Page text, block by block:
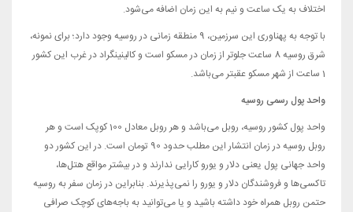
اختلاف به یک ساعت و نیم به این زمان اضافه می‌شود.
با توجه به پهناوری این سرزمین، 9 منطقه زمانی در روسیه وجود دارد؛ برای نمونه،
شرق روسیه 8 ساعت جلوتر از زمان در مسکو است و کالینینگراد در غرب این کشور
1 ساعت از شهر مسکو عقبتر می‌باشد.
واحد پول رسمی روسیه
واحد پول کشور روسیه، روبل می‌باشد و هر روبل معادل 100 کوپک است و هر
روبل روسیه در زمان انتشار این مطلب حدود 90 تومان است. در این کشور دو
واحد جهانی پول یعنی دلار و یورو کارایی ندارند و در بیشتر مواقع هتل‌ها،
تاکسی‌ها و فروشندگان دلار و یورو را نمی‌پذیرند. بنابراین در زمان سفر به روسیه
حتمن روبل همراه خود داشته باشید و یا می‌توانید به باجه‌های کوچک صرافی